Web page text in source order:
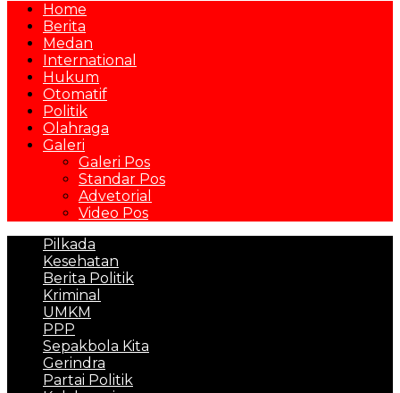
Home
Berita
Medan
International
Hukum
Otomatif
Politik
Olahraga
Galeri
Galeri Pos
Standar Pos
Advetorial
Video Pos
Pilkada
Kesehatan
Berita Politik
Kriminal
UMKM
PPP
Sepakbola Kita
Gerindra
Partai Politik